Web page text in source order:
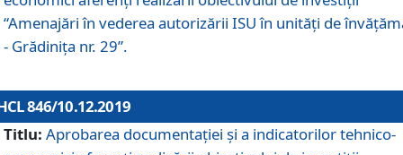
“Amenajări în vederea autorizării ISU în unități de
- Grădinița nr. 29”.
846/10.12.2019
Titlu: Aprobarea documentației și a indicatorilor tehnico-